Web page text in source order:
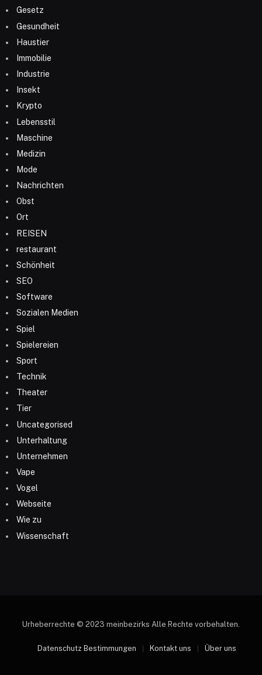
Gesetz
Gesundheit
Haustier
Immobilie
Industrie
Insekt
Krypto
Lebensstil
Maschine
Medizin
Mode
Nachrichten
Obst
Ort
REISEN
restaurant
Schönheit
SEO
Software
Sozialen Medien
Spiel
Spielereien
Sport
Technik
Theater
Tier
Uncategorised
Unterhaltung
Unternehmen
Vape
Vogel
Webseite
Wie zu
Wissenschaft
Urheberrechte © 2023 meinbezirks Alle Rechte vorbehalten.
Datenschutz Bestimmungen Kontakt uns Über uns